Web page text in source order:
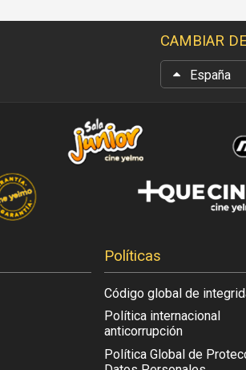
CAMBIAR
España
Políticas
Código global de
Política internacional
anticorrupción
Política Global de